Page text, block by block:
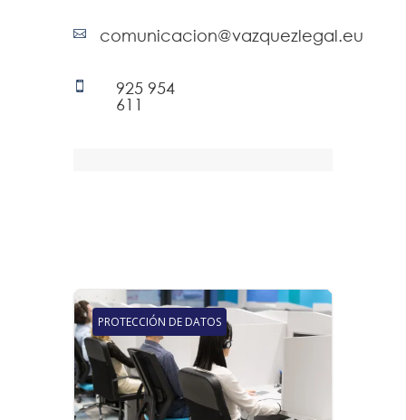
 comunicacion@vazquezlegal.eu

925 954
611
PROTECCIÓN DE DATOS